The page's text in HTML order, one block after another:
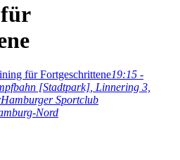
für Fortgeschrittene19:15 -
[Stadtpark], Linnering 3,
Hamburger Sportclub
Nord